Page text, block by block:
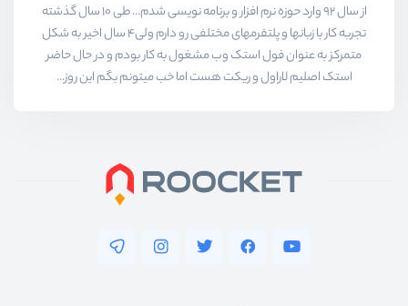
از سال 92 وارد حوزه نرم افزار و برنامه نویسی شدم... طی 10 سال گذشته
تجربه کار با زبانها و پلتفرمهای مختلفی رو دارم ولی4 سال اخیر به شکل
متمرکز به عنوان فول استک وب مشغول به کار بودم و در حال حاضر
استک اصلیم لاراول و ریکت هست اما خب میتونم بگم این روز...